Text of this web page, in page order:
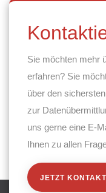
Sie möchten mehr
erfahren? Sie
über den
zur
uns gerne eine E-
Ihnen zu allen
JETZT